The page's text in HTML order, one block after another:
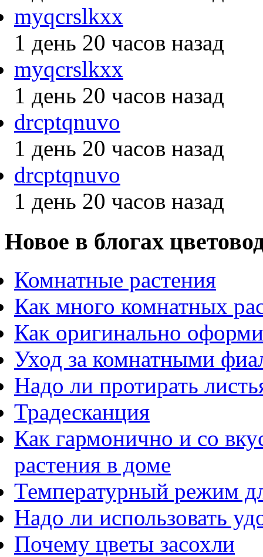
myqcrslkxx
1 день 20 часов назад
myqcrslkxx
1 день 20 часов назад
drcptqnuvo
1 день 20 часов назад
drcptqnuvo
1 день 20 часов назад
Новое в блогах
Комнатные растения
Как много комнатных
Как оригинально
Уход за комнатными
Надо ли протирать
Традесканция
Как гармонично и со
растения в доме
Температурный режим
Надо ли использовать
Почему цветы засохли